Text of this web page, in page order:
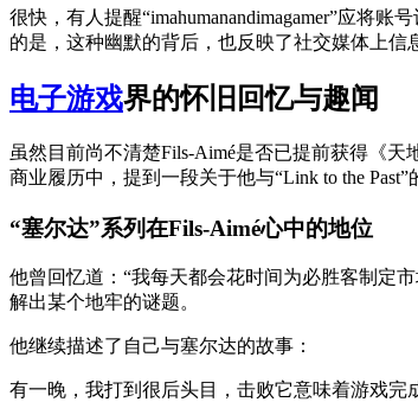
很快，有人提醒“imahumanandimagamer”应将
的是，这种幽默的背后，也反映了社交媒体上信
电子游戏界的怀旧回忆与趣闻
虽然目前尚不清楚Fils-Aimé是否已提前获得《
商业履历中，提到一段关于他与“Link to the Past”
“塞尔达”系列在Fils-Aimé心中的地位
他曾回忆道：“我每天都会花时间为必胜客制定
解出某个地牢的谜题。
他继续描述了自己与塞尔达的故事：
有一晚，我打到很后头目，击败它意味着游戏完